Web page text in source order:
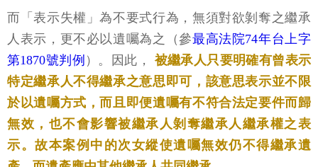
而「表示失權」為不要式行為，無須對欲剝奪之繼承
人表示，更不必以遺囑為之（參最高法院74年台上字
第1870號判例 ）。因此，被繼承人只要明確有曾表示
特定繼承人不得繼承之意思即可，該意思表示並不限
於以遺囑方式，而且即便遺囑有不符合法定要件而歸
無效，也不會影響被繼承人剝奪繼承人繼承權之表
示。故本案例中的次女縱使遺囑無效仍不得繼承遺